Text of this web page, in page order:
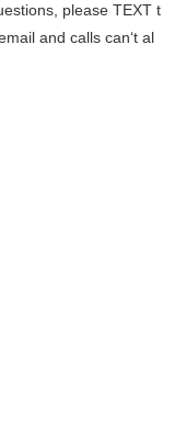
please TEXT t
and calls can‘t al